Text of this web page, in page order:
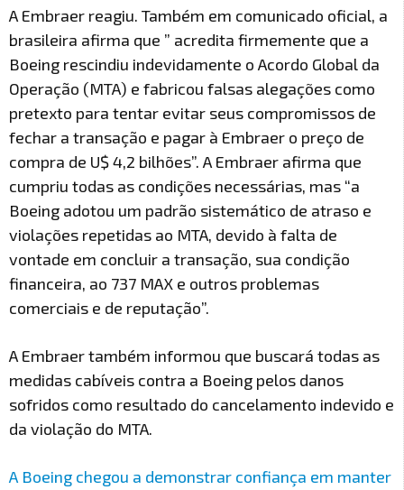
A Embraer reagiu. Também em comunicado oficial, a
brasileira afirma que ” acredita firmemente que a
Boeing rescindiu indevidamente o Acordo Global da
Operação (MTA) e fabricou falsas alegações como
pretexto para tentar evitar seus compromissos de
fechar a transação e pagar à Embraer o preço de
compra de U$ 4,2 bilhões”. A Embraer afirma que
cumpriu todas as condições necessárias, mas “a
Boeing adotou um padrão sistemático de atraso e
violações repetidas ao MTA, devido à falta de
vontade em concluir a transação, sua condição
financeira, ao 737 MAX e outros problemas
comerciais e de reputação”.
A Embraer também informou que buscará todas as
medidas cabíveis contra a Boeing pelos danos
sofridos como resultado do cancelamento indevido e
da violação do MTA.
A Boeing chegou a demonstrar confiança em manter